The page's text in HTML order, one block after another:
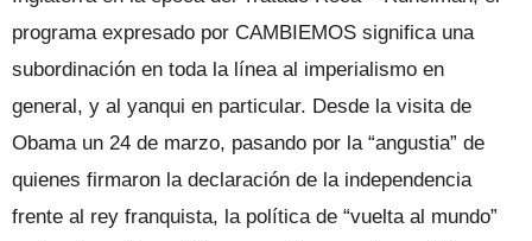
programa expresado por CAMBIEMOS significa una
subordinación en toda la línea al imperialismo en
general, y al yanqui en particular. Desde la visita de
Obama un 24 de marzo, pasando por la “angustia” de
quienes firmaron la declaración de la independencia
frente al rey franquista, la política de “vuelta al mundo”